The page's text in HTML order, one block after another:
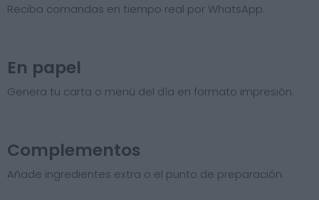
Reciba comandas en tiempo real por WhatsApp.
En papel
Genera tu carta o menú del día en formato impresión.
Complementos
Añade ingredientes extra o el punto de preparación.